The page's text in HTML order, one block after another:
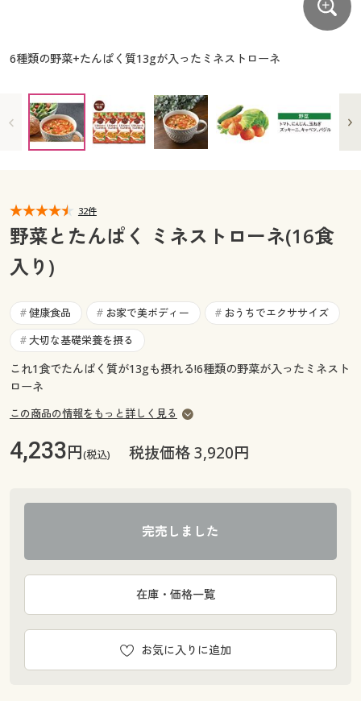
大きいサイズ 事務・制服
カタログ・チラシからのご注文
デジタルカタログ
カタログ無料プレゼント
マイページ
閲覧履歴
お気に入り
サポート
ご利用ガイド
よくある質問とお問い合わせ
カタログ無料プレゼント
会員メニュー
閲覧履歴
お気に入り
サポート
ご利用ガイド
よくある質問とお問い合わせ
6種類の野菜+たんぱく質13gが入ったミネストローネ
32件
野菜とたんぱく ミネストローネ(16食
入り)
# 健康食品 # お家で美ボディー # おうちでエクササイズ
# 大切な基礎栄養を摂る
これ1食でたんぱく質が13gも摂れる!6種類の野菜が入ったミネスト
ローネ
この商品の情報をもっと詳しく見る
4,233円(税込) 税抜価格 3,920円
完売しました
お気に入りに追加
在庫・価格一覧